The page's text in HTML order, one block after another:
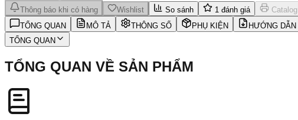
Thông báo khi có hàng Wishlist So sánh 1 đánh giá
Catalog
TỔNG QUAN
MÔ TẢ THÔNG SỐ PHỤ KIỆN HƯỚNG DẪN
TỔNG QUAN
TỔNG QUAN VỀ SẢN PHẨM